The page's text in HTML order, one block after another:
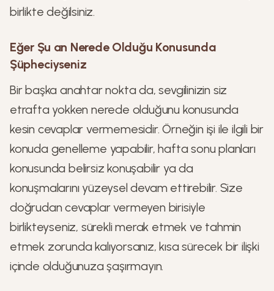
birlikte değilsiniz.
Eğer Şu an Nerede Olduğu Konusunda
Şüpheciyseniz
Bir başka anahtar nokta da, sevgilinizin siz
etrafta yokken nerede olduğunu konusunda
kesin cevaplar vermemesidir. Örneğin işi ile ilgili bir
konuda genelleme yapabilir, hafta sonu planları
konusunda belirsiz konuşabilir ya da
konuşmalarını yüzeysel devam ettirebilir. Size
doğrudan cevaplar vermeyen birisiyle
birlikteyseniz, sürekli merak etmek ve tahmin
etmek zorunda kalıyorsanız, kısa sürecek bir ilişki
içinde olduğunuza şaşırmayın.